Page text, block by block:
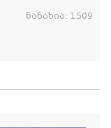
ნანახია: 1509